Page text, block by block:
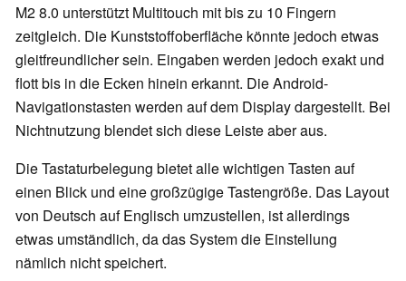
M2 8.0 unterstützt Multitouch mit bis zu 10 Fingern
zeitgleich. Die Kunststoffoberfläche könnte jedoch etwas
gleitfreundlicher sein. Eingaben werden jedoch exakt und
flott bis in die Ecken hinein erkannt. Die Android-
Navigationstasten werden auf dem Display dargestellt. Bei
Nichtnutzung blendet sich diese Leiste aber aus.
Die Tastaturbelegung bietet alle wichtigen Tasten auf
einen Blick und eine großzügige Tastengröße. Das Layout
von Deutsch auf Englisch umzustellen, ist allerdings
etwas umständlich, da das System die Einstellung
nämlich nicht speichert.